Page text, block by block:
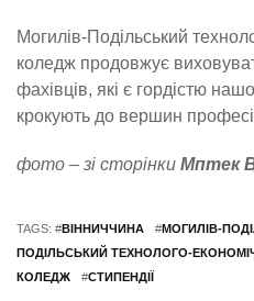
Могилів-Подільський
коледж продовжує
фахівців, які є гордістю
крокують до вершин
фото – зі сторінки Мптек
TAGS: #ВІННИЧЧИНА #МОГИЛІВ-
ПОДІЛЬСЬКИЙ ТЕХНОЛОГО-
КОЛЕДЖ
#СТИПЕНДІЇ